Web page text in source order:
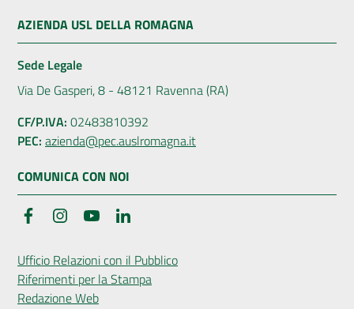
AZIENDA USL DELLA ROMAGNA
Sede Legale
Via De Gasperi, 8 - 48121 Ravenna (RA)
CF/P.IVA: 02483810392
PEC: azienda@pec.auslromagna.it
COMUNICA CON NOI
FacebookInstagramYouTube
Ufficio Relazioni con il Pubblico
Riferimenti per la Stampa
Redazione Web